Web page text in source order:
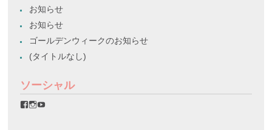
お知らせ
お知らせ
ゴールデンウィークのお知らせ
(タイトルなし)
ソーシャル
favorinico.jp
favorinico.jp